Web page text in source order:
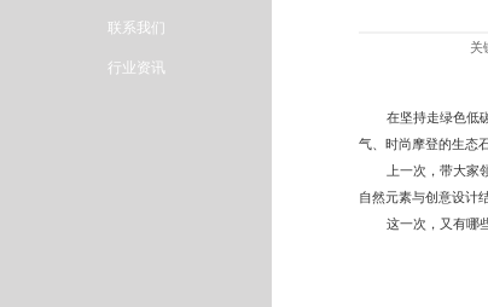
联系我们
行业资讯
关
在坚持走绿色低
气、时尚摩登的生态
上一次，带大
自然元素与创意设计
这一次，又有哪